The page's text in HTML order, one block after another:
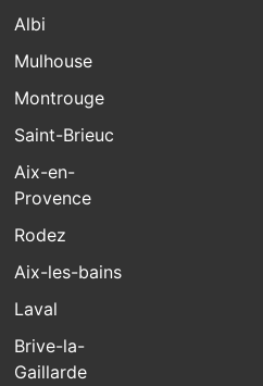
Albi
Mulhouse
Montrouge
Saint-Brieuc
Aix-en-
Provence
Rodez
Aix-les-bains
Laval
Brive-la-
Gaillarde